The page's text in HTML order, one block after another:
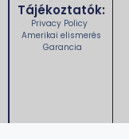
Tájékoztatók:
Privacy Policy
Amerikai elismerés
Garancia